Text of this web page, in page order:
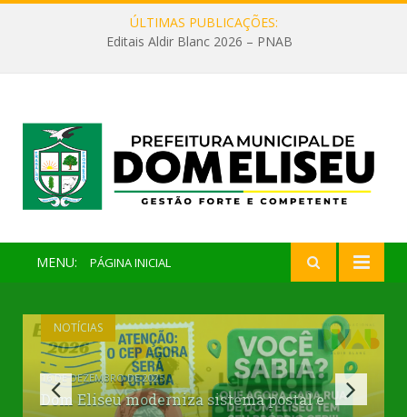
ÚLTIMAS PUBLICAÇÕES:
Editais Aldir Blanc 2026 – PNAB
MENU: PÁGINA INICIAL
NOTÍCIAS
16 DE DEZEMBRO DE 2025
Dom Eliseu moderniza sistema postal e
Dom Eliseu Realizará Importante Evento